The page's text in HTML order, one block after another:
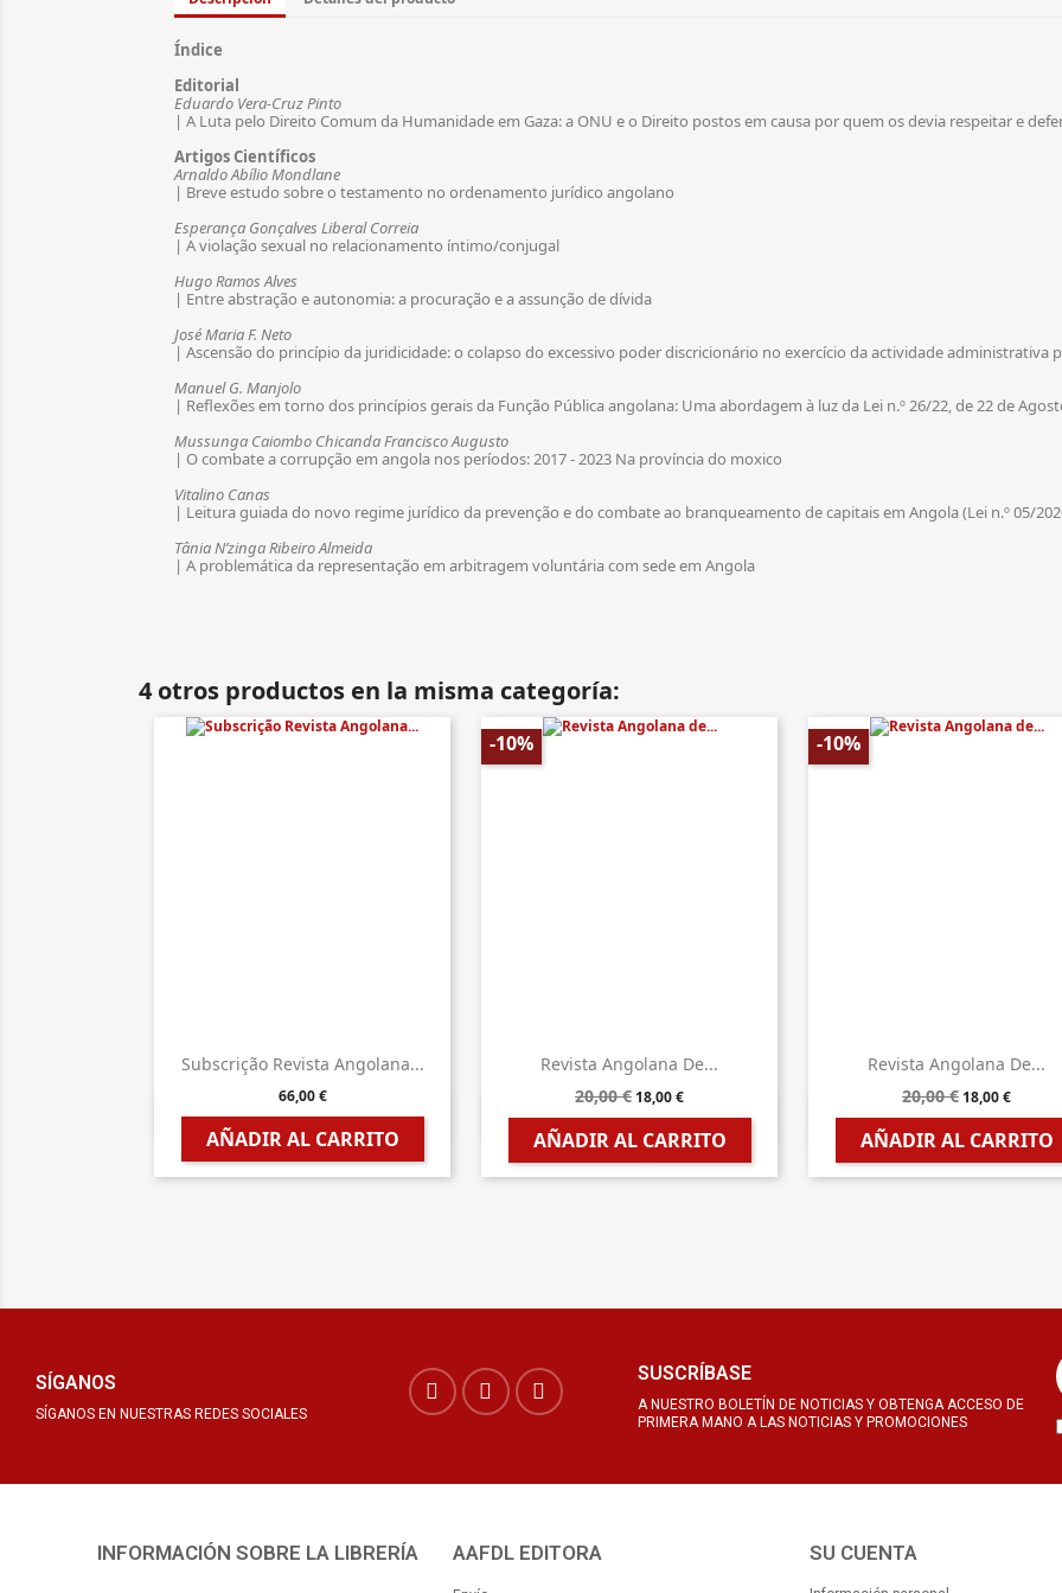
Índice
Editorial
Eduardo Vera-Cruz Pinto
| A Luta pelo Direito Comum da Humanidade em Gaza: a ONU e o Direito postos em causa por quem os devia respeitar e
Artigos Científicos
Arnaldo Abílio Mondlane
| Breve estudo sobre o testamento no ordenamento jurídico angolano
Esperança Gonçalves Liberal Correia
| A violação sexual no relacionamento íntimo/conjugal
Hugo Ramos Alves
| Entre abstração e autonomia: a procuração e a assunção de dívida
José Maria F. Neto
| Ascensão do princípio da juridicidade: o colapso do excessivo poder discricionário no exercício da actividade administrativa
Manuel G. Manjolo
| Reflexões em torno dos princípios gerais da Função Pública angolana: Uma abordagem à luz da Lei n.º 26/22, de 22 de
Mussunga Caiombo Chicanda Francisco Augusto
| O combate a corrupção em angola nos períodos: 2017 - 2023 Na província do moxico
Vitalino Canas
| Leitura guiada do novo regime jurídico da prevenção e do combate ao branqueamento de capitais em Angola (Lei n.º 05/
Tânia N’zinga Ribeiro Almeida
| A problemática da representação em arbitragem voluntária com sede em Angola
4 otros productos en la misma categoría:
Subscrição Revista Angolana...
66,00 €
AÑADIR AL CARRITO
 Vista rápida
Revista Angolana De...
20,00 € 18,00 €
AÑADIR AL CARRITO
-10%
 Vista rápida
Revista Angolana De...
20,00 € 18,00 €
AÑADIR AL CARRITO
-10%
 Vista rápida
SÍGANOS
SÍGANOS EN NUESTRAS REDES SOCIALES
SUSCRÍBASE
A NUESTRO BOLETÍN DE NOTICIAS Y OBTENGA ACCESO DE
PRIMERA MANO A LAS NOTICIAS Y PROMOCIONES
INFORMACIÓN SOBRE LA LIBRERÍA AAFDL EDITORA SU CUENTA